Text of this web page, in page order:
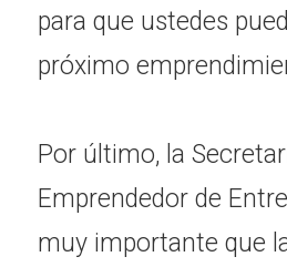
para que ustedes
próximo
Por último, la
Emprendedor de
muy importante que